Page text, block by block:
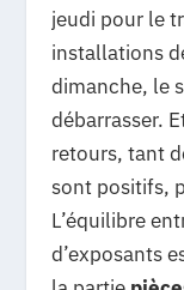
jeudi pour le
installations
dimanche, le
débarrasser.
retours, tant
sont positifs,
L’équilibre
d’exposants